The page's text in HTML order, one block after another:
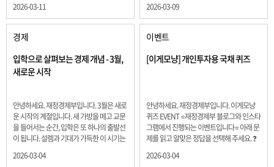
5년물 600억원, 10년물 900억원, 20년물
300억원입니다. 그렇다면 3월 개인투자용
국채의 총 발행 예정 금액은 얼마일까요??
보기 ① 1,600억원 ② 1,700억원 ③ 1,800
억원 ④ 2,000억원 정답 : 1,800억원 참여해
주신 모든 분들 감사합니다! 당첨자분들에
게는 지난 이벤트 블로그 게시글에 비밀댓
전달드립니다.
2026-03-11
료품과 에너지를 제외하고 추세적 흐름을
보여주는 근원물가는 2.3% 상승 향후 지정
학적 요인, 기상여건 등 불확실성이 있는 만
큼, 정부는 체감물가 안정을 위해 총력을 다
할 계획입니다. 특히, 최근 중동 상황으로 국
제유가 변동성이 확대된 만큼, 석유류 가격･
다.
2026-03-09
경제
입학으로 살펴보는 경제 개념 - 3월,
새로운 시작
안녕하세요. 재정경제부입니다. 3월은 새로
운 시작의 계절입니다. 새 가방을 메고 교문
을 들어서는 순간, 입학은 또 하나의 출발선
이 됩니다. 설렘과 기대가 가득한 이 시기는
래를 준비하는 첫 걸음이기도 합니다. 입학
2026-03-04
이벤트
[이게모냥] 개인투자용 국채 퀴즈
안녕하세요. 재정경제부입니다. 이게모냥
퀴즈 EVENT ⭐재정경제부 블로그와 인스타
그램에서 진행되는 이벤트입니다⭐ 아래 문
제를 읽고 알맞은 정답을 선택해 주세요. ❓
을 보이고 있는 개인투자용 국채를 3월에는
2026-03-04